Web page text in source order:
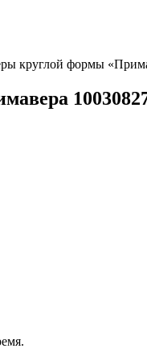
круглой формы